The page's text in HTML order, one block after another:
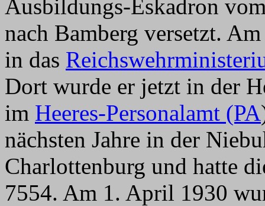
Ausbildungs-Eskadron
nach Bamberg versetzt.
in das
Dort wurde er jetzt in der
im Heeres-Personalamt (PA
nächsten Jahre in der
Charlottenburg und hatte
7554. Am 1. April 1930